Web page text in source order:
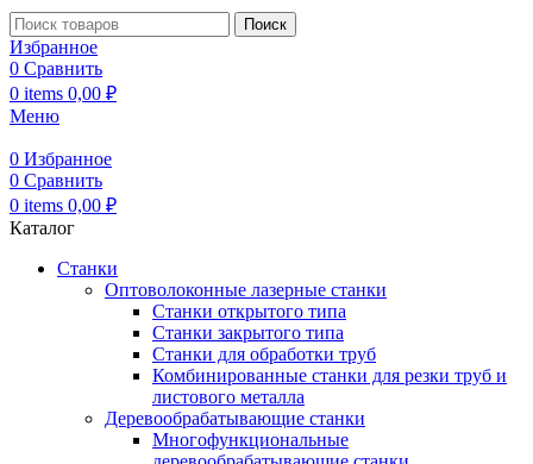
Поиск
Избранное
0 Сравнить
0 items 0,00 ₽
Меню
0 Избранное
0 Сравнить
0 items 0,00 ₽
Каталог
Станки
Оптоволоконные лазерные станки
Станки открытого типа
Станки закрытого типа
Станки для обработки труб
Комбинированные станки для резки труб и
листового металла
Деревообрабатывающие станки
Многофункциональные